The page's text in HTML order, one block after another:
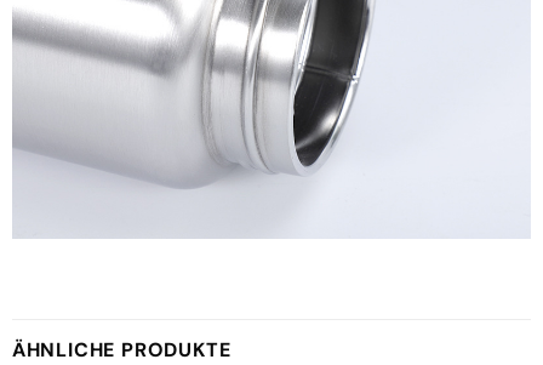
ÄHNLICHE PRODUKTE